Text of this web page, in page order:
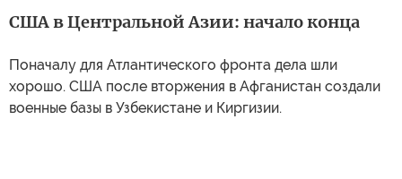
США в Центральной Азии: начало конца
Поначалу для Атлантического фронта дела шли
хорошо. США после вторжения в Афганистан создали
военные базы в Узбекистане и Киргизии.